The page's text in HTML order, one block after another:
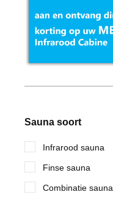
Sauna soort
Infrarood sauna
Finse sauna
Combinatie sauna